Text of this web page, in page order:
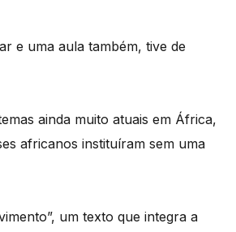
e uma aula também, tive de
ainda muito atuais em África,
africanos instituíram sem uma
um texto que integra a